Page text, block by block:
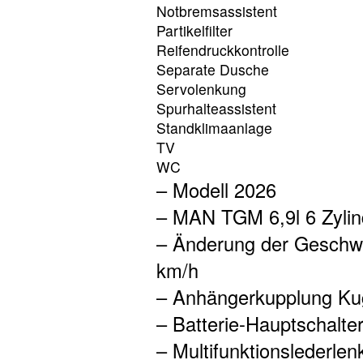
Notbremsassistent
Partikelfilter
Reifendruckkontrolle
Separate Dusche
Servolenkung
Spurhalteassistent
Standklimaanlage
TV
WC
– Modell 2026
– MAN TGM 6,9l 6
– Änderung der
km/h
– Anhängerkupplung
– Batterie-
–